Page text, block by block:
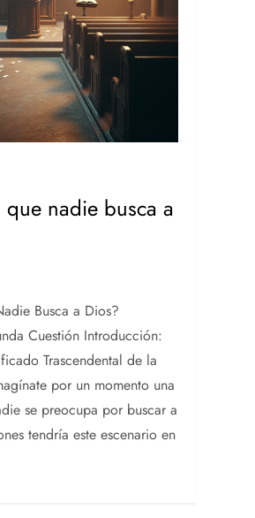
nadie busca a
Busca a Dios?
Cuestión Introducción:
Trascendental de la
por un momento una
se preocupa por buscar a
tendría este escenario en